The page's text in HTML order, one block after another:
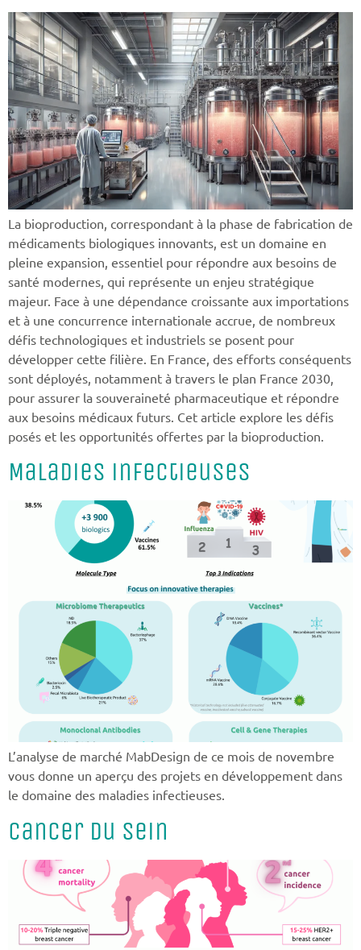
La bioproduction, correspondant à la phase de fabrication de
médicaments biologiques innovants, est un domaine en
pleine expansion, essentiel pour répondre aux besoins de
santé modernes, qui représente un enjeu stratégique
majeur. Face à une dépendance croissante aux importations
et à une concurrence internationale accrue, de nombreux
défis technologiques et industriels se posent pour
développer cette filière. En France, des efforts conséquents
sont déployés, notamment à travers le plan France 2030,
pour assurer la souveraineté pharmaceutique et répondre
aux besoins médicaux futurs. Cet article explore les défis
posés et les opportunités offertes par la bioproduction.
Maladies infectieuses
L’analyse de marché MabDesign de ce mois de novembre
vous donne un aperçu des projets en développement dans
le domaine des maladies infectieuses.
Cancer du sein